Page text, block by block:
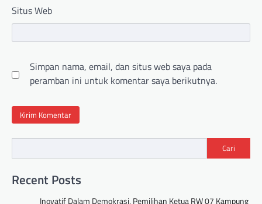
Situs Web
Simpan nama, email, dan situs web saya pada
peramban ini untuk komentar saya berikutnya.
Cari
Recent Posts
Inovatif Dalam Demokrasi, Pemilihan Ketua RW 07 Kampung